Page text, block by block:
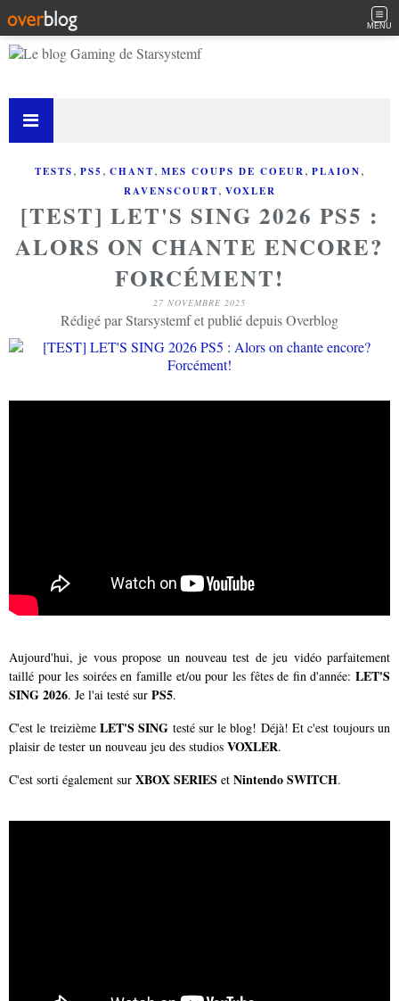
MENU
TESTS, PS5 , CHANT, MES COUPS DE COEUR, PLAION,
RAVENSCOURT, VOXLER
[TEST] LET'S SING 2026 PS5 :
ALORS ON CHANTE ENCORE?
FORCÉMENT!
27 NOVEMBRE 2025
Rédigé par Starsystemf et publié depuis Overblog
Aujourd'hui, je vous propose un nouveau test de jeu vidéo parfaitement
taillé pour les soirées en famille et/ou pour les fêtes de fin d'année: LET'S
SING 2026. Je l'ai testé sur PS5.
C'est le treizième LET'S SING testé sur le blog! Déjà! Et c'est toujours un
plaisir de tester un nouveau jeu des studios VOXLER.
C'est sorti également sur XBOX SERIES et Nintendo SWITCH.